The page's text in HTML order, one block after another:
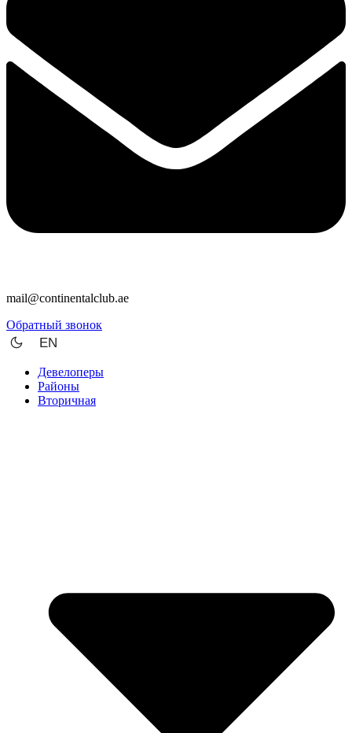
mail@continentalclub.ae
Обратный звонок
EN
Девелоперы
Районы
Вторичная